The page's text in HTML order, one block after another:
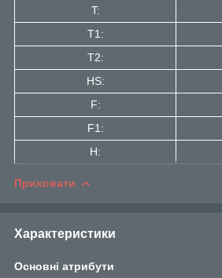
T:
T1:
Т2:
HS:
F:
F1:
H:
Приховати
Характеристики
Основні атрибути